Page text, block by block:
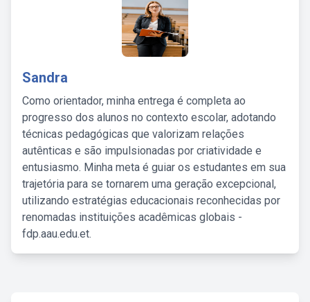
Sandra
Como orientador, minha entrega é completa ao
progresso dos alunos no contexto escolar, adotando
técnicas pedagógicas que valorizam relações
autênticas e são impulsionadas por criatividade e
entusiasmo. Minha meta é guiar os estudantes em sua
trajetória para se tornarem uma geração excepcional,
utilizando estratégias educacionais reconhecidas por
renomadas instituições acadêmicas globais -
fdp.aau.edu.et.